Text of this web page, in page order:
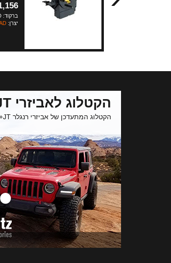
₪
ברקוד: 5156106AD
יצרן:
הקטלוג לאביזרי JK+JL+JT
הקטלוג המתעדכן של אביזרי רנגלר JK+JL+JT